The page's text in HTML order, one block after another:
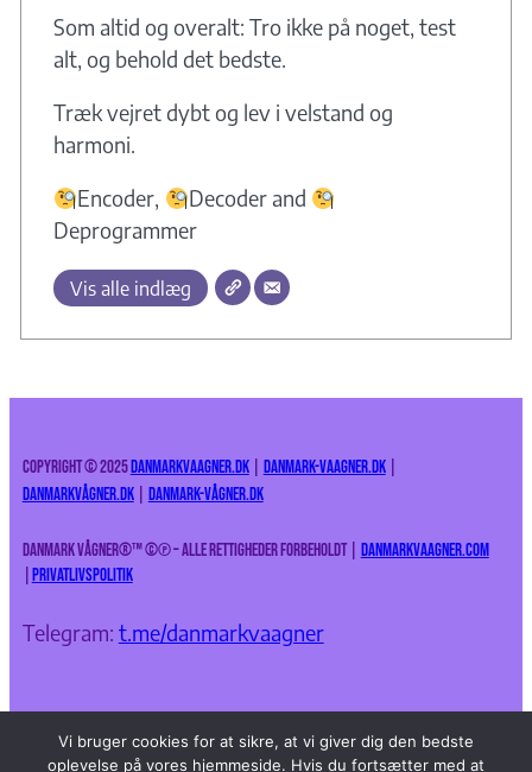
Som altid og overalt: Tro ikke på noget, test
alt, og behold det bedste.
Træk vejret dybt og lev i velstand og
harmoni.
Encoder,
Decoder and
Deprogrammer
Vis alle indlæg
Copyright © 2025DanmarkVaagner.dk| Danmark-Vaagner.dk|
DanmarkVågner.dk| Danmark-Vågner.dk
Danmark Vågner®™©℗ – Alle rettigheder forbeholdt | danmarkvaagner.com
Privatlivspolitik
Telegram: t.me/danmarkvaagner
Vi bruger cookies for at sikre, at vi giver dig den bedste
oplevelse på vores hjemmeside. Hvis du fortsætter med at